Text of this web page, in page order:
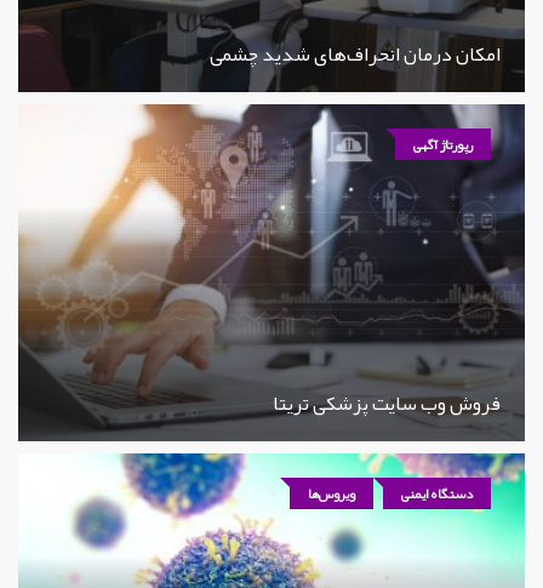
امکان درمان انحراف‌های شدید چشمی
رپورتاژ آگهی
فروش وب سایت پزشکی تریتا
دستگاه ایمنی ویروس‌ها